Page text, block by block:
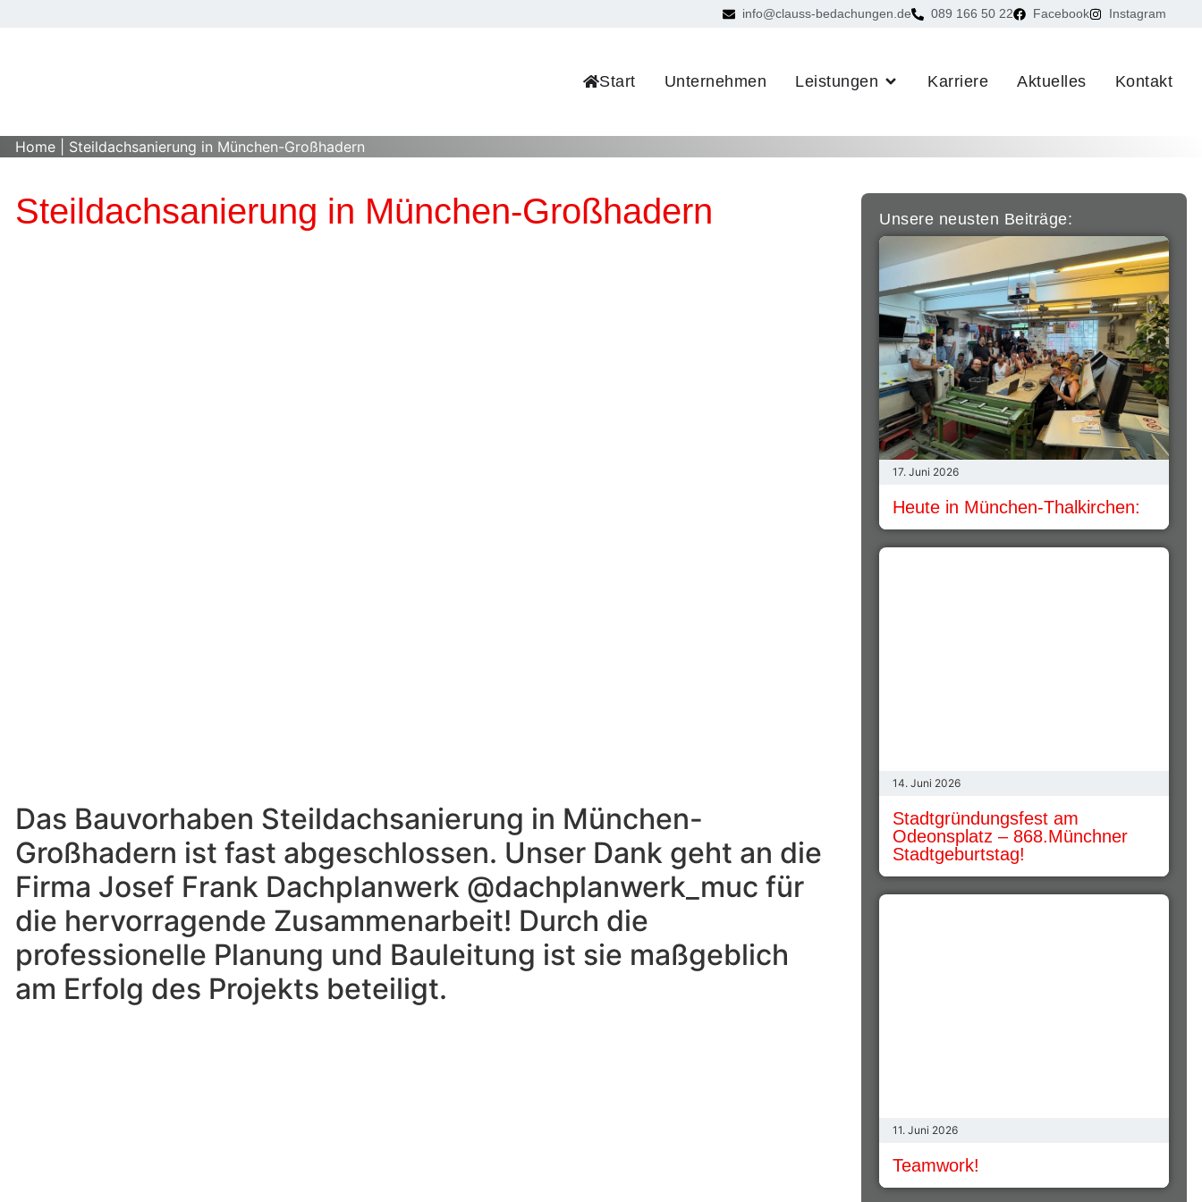
info@clauss-bedachungen.de 089 166 50 22 Facebook Instagram
Start Unternehmen Leistungen Karriere Aktuelles Kontakt
Home Steildachsanierung in München-Großhadern
Steildachsanierung in München-Großhadern
Das Bauvorhaben Steildachsanierung in München-
Großhadern ist fast abgeschlossen. Unser Dank geht an die
Firma Josef Frank Dachplanwerk @dachplanwerk_muc für
die hervorragende Zusammenarbeit! Durch die
professionelle Planung und Bauleitung ist sie maßgeblich
am Erfolg des Projekts beteiligt.
Unsere neusten Beiträge:
17. Juni 2026
Heute in München-Thalkirchen:
14. Juni 2026
Stadtgründungsfest am
Odeonsplatz – 868.Münchner
Stadtgeburtstag!
11. Juni 2026
Teamwork!